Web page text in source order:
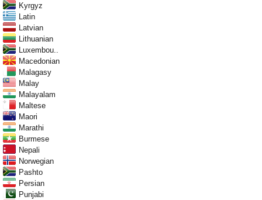
Kyrgyz
Latin
Latvian
Lithuanian
Luxembou..
Macedonian
Malagasy
Malay
Malayalam
Maltese
Maori
Marathi
Burmese
Nepali
Norwegian
Pashto
Persian
Punjabi